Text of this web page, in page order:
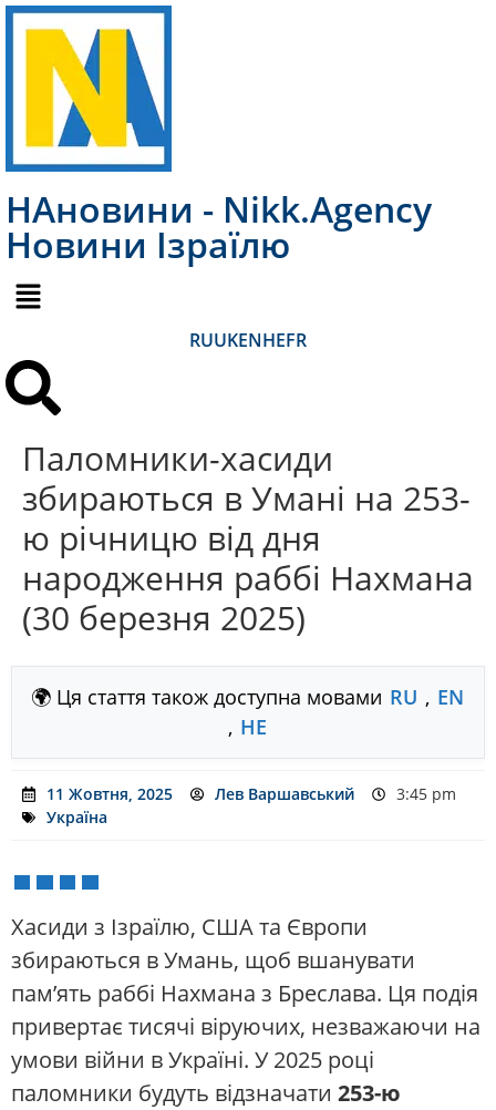
НАновини - Nikk.Agency
Новини Ізраїлю
RUUKENHEFR
Паломники-хасиди
збираються в Умані на 253-
ю річницю від дня
народження раббі Нахмана
(30 березня 2025)
🌍 Ця стаття також доступна мовами RU , EN
, HE
11 Жовтня, 2025 Лев Варшавський
3:45 pm
Україна
Хасиди з Ізраїлю, США та Європи
збираються в Умань, щоб вшанувати
пам’ять раббі Нахмана з Бреслава. Ця подія
привертає тисячі віруючих, незважаючи на
умови війни в Україні. У 2025 році
паломники будуть відзначати 253-ю